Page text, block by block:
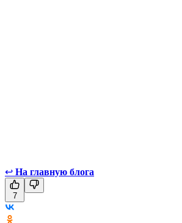
↩ На главную блога
7